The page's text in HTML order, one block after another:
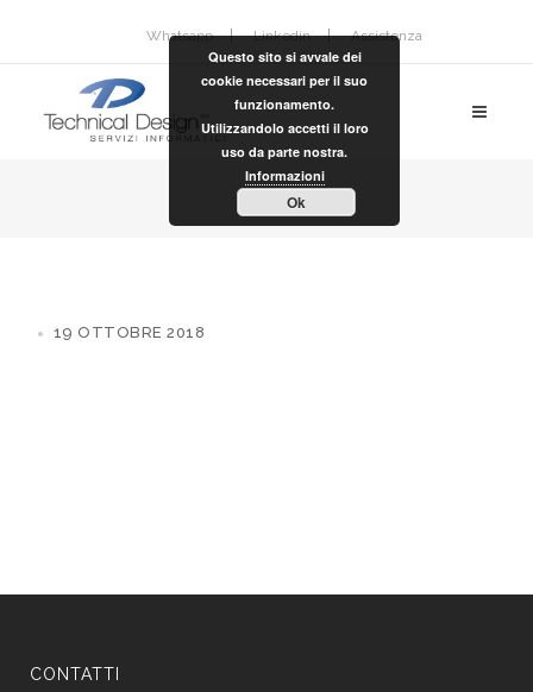
Whatsapp Linkedin Assistenza
19 OTTOBRE 2018
CONTATTI
Questo sito si avvale dei
cookie necessari per il suo
funzionamento.
Utilizzandolo accetti il loro
uso da parte nostra.
Informazioni
Ok